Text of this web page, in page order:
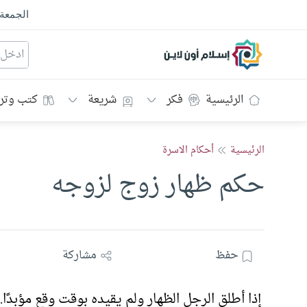
إسلام أون لاين
الرئيسية فكر شريعة كتب
الرئيسية أحكام الاسرة
حكم ظهار زوج لزوجه
حفظ مشاركة
إذا أطلق الرجل الظهار ولم يقيده بوقت وقع